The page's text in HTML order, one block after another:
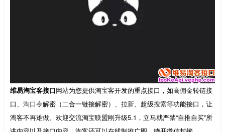
维易淘宝客接口网站为您提供淘宝客开发的重点接口，如高佣金转链接
口、 淘口令解密（二合一链接解密）、 拉新、超级搜索等功能接口，让
淘客不再难做。欢迎交流淘宝联盟刚升级5.1，立马就严禁“自推自买”所